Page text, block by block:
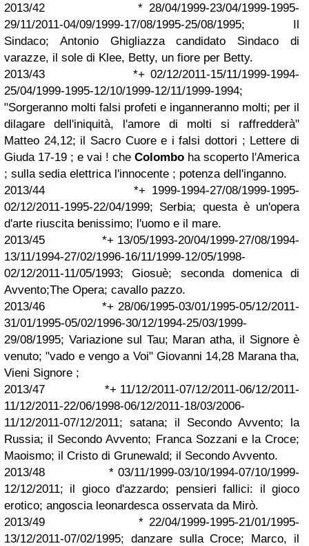
2013/42 * 28/04/1999-23/04/1999-1995-
29/11/2011-04/09/1999-17/08/1995-25/08/1995; Il
Sindaco; Antonio Ghigliazza candidato Sindaco di
varazze, il sole di Klee, Betty, un fiore per Betty.
2013/43 *+ 02/12/2011-15/11/1999-1994-
25/04/1999-1995-12/10/1999-12/11/1999-1994;
"Sorgeranno molti falsi profeti e inganneranno molti; per il
dilagare dell'iniquità, l'amore di molti si raffredderà"
Matteo 24,12; il Sacro Cuore e i falsi dottori ; Lettere di
Giuda 17-19 ; e vai ! che Colombo ha scoperto l'America
; sulla sedia elettrica l'innocente ; potenza dell'inganno.
2013/44 *+ 1999-1994-27/08/1999-1995-
02/12/2011-1995-22/04/1999; Serbia; questa è un'opera
d'arte riuscita benissimo; l'uomo e il mare.
2013/45 *+ 13/05/1993-20/04/1999-27/08/1994-
13/11/1994-27/02/1996-16/11/1999-12/05/1998-
02/12/2011-11/05/1993; Giosuè; seconda domenica di
Avvento;The Opera; cavallo pazzo.
2013/46 *+ 28/06/1995-03/01/1995-05/12/2011-
31/01/1995-05/02/1996-30/12/1994-25/03/1999-
29/08/1995; Variazione sul Tau; Maran atha, il Signore è
venuto; "vado e vengo a Voi" Giovanni 14,28 Marana tha,
Vieni Signore ;
2013/47 *+ 11/12/2011-07/12/2011-06/12/2011-
11/12/2011-22/06/1998-06/12/2011-18/03/2006-
11/12/2011-07/12/2011; satana; il Secondo Avvento; la
Russia; il Secondo Avvento; Franca Sozzani e la Croce;
Maoismo; il Cristo di Grunewald; il Secondo Avvento.
2013/48 * 03/11/1999-03/10/1994-07/10/1999-
12/12/2011; il gioco d'azzardo; pensieri fallici: il gioco
erotico; angoscia leonardesca osservata da Mirò.
2013/49 * 22/04/1999-1995-21/01/1995-
13/12/2011-07/02/1995; danzare sulla Croce; Marco, il